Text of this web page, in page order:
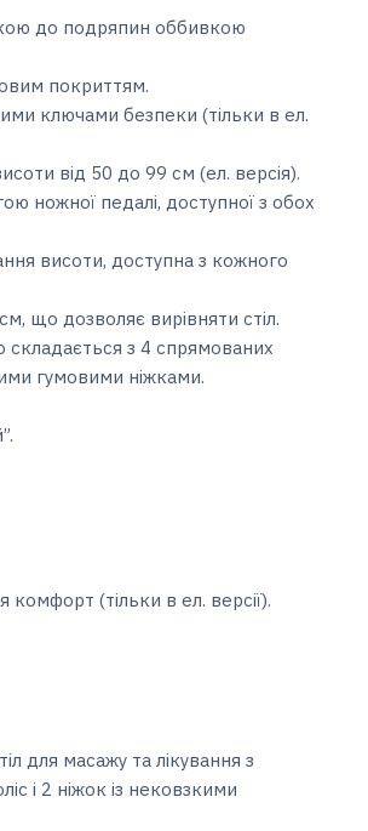
до подряпин оббивкою
покриттям.
ключами безпеки (тільки в ел.
від 50 до 99 см (ел. версія).
ножної педалі, доступної з обох
висоти, доступна з кожного
що дозволяє вирівняти стіл.
з 4 спрямованих
гумовими ніжками.
комфорт (тільки в ел. версії).
для масажу та лікування з
і 2 ніжок із нековзкими